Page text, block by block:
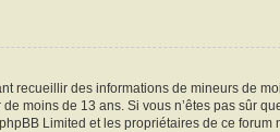
recueillir des informations de mineurs de
moins de 13 ans. Si vous n’êtes pas sûr
Limited et les propriétaires de ce